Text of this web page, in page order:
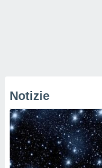
Notizie